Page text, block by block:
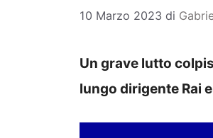
10 Marzo 2023 di
Un grave lutto
lungo dirigente Rai